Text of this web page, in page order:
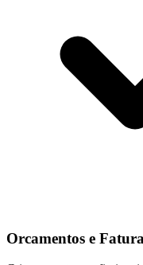
Orcamentos e